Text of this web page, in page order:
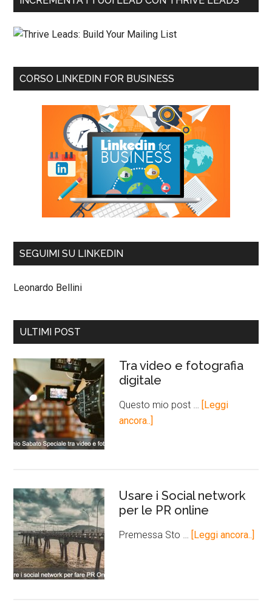
CORSO LINKEDIN FOR BUSINESS
SEGUIMI SU LINKEDIN
Leonardo Bellini
ULTIMI POST
Tra video e fotografia
digitale
Questo mio post … [Leggi
ancora..]
Usare i Social network
per le PR online
Premessa Sto … [Leggi ancora..]